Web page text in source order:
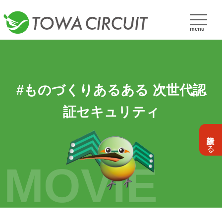
menu
設計依頼する
#ものづくりあるある 次世代認
証セキュリティ
MOVIE